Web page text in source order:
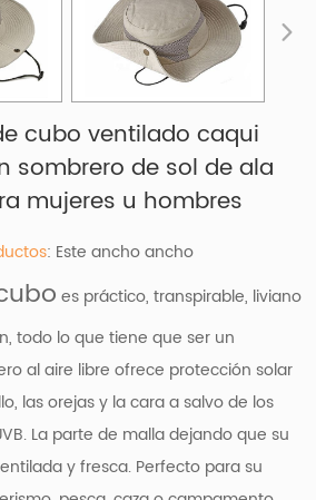
cubo ventilado caqui
sombrero de sol de ala
mujeres u hombres
: Este ancho ancho
es práctico, transpirable, liviano
todo lo que tiene que ser un
al aire libre ofrece protección solar
las orejas y la cara a salvo de los
La parte de malla dejando que su
y fresca. Perfecto para su